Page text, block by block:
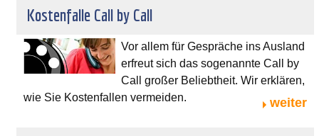
Kostenfalle Call by Call
Vor allem für Gespräche ins Ausland
erfreut sich das sogenannte Call by
Call großer Beliebtheit. Wir erklären,
wie Sie Kostenfallen vermeiden.
weiter